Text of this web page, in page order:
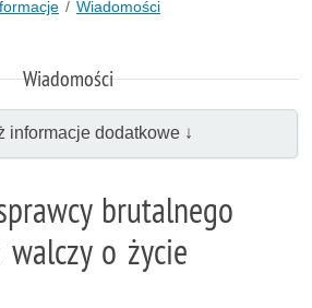
Wiadomości
Wiadomości
informacje dodatkowe ↓
brutalnego
o życie